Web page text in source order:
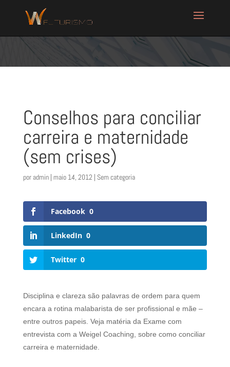
Conselhos para conciliar
carreira e maternidade
(sem crises)
por admin| maio 14, 2012 | Sem categoria
Facebook 0
LinkedIn 0
Twitter 0
Disciplina e clareza são palavras de ordem para quem
encara a rotina malabarista de ser profissional e mãe –
entre outros papeis. Veja matéria da Exame com
entrevista com a Weigel Coaching, sobre como conciliar
carreira e maternidade.